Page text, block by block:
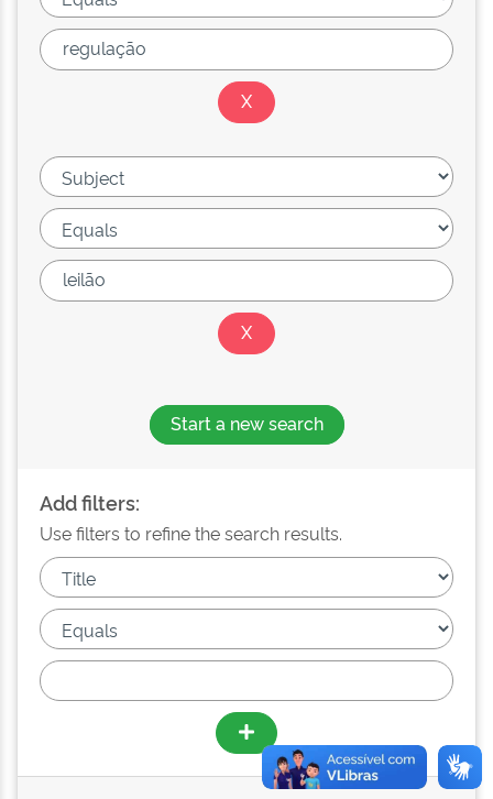
Start a new search
Add filters:
Use filters to refine the search results.